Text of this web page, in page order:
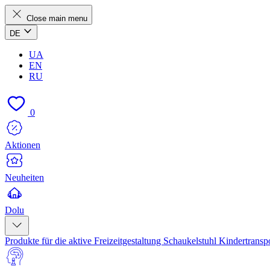
Close main menu
DE
UA
EN
RU
0
Aktionen
Neuheiten
Dolu
Produkte für die aktive Freizeitgestaltung Schaukelstuhl